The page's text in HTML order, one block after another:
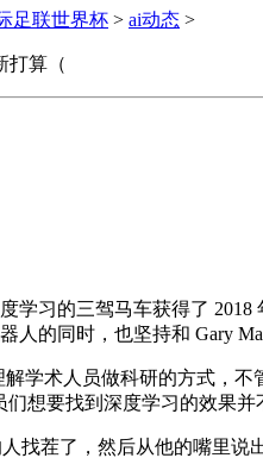
足联世界杯 > ai动态 >
打算（
的三驾马车获得了 2018
人的同时，也坚持和 Gary
术人员做科研的方式，不
想要找到深度学习的效果
茬了，然后从他的嘴里说